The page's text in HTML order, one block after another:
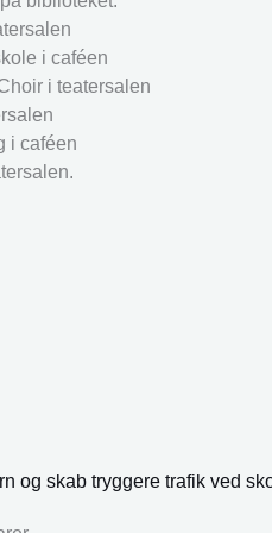
i caféen
i teatersalen
i caféen
og skab tryggere trafik ved